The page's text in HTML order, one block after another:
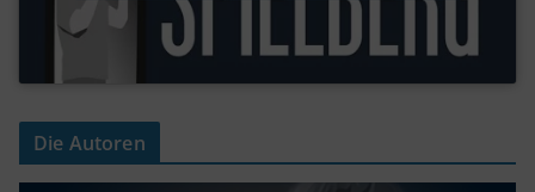
Die Autoren